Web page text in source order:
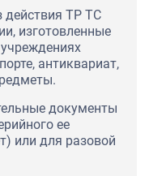
действия ТР ТС
изготовленные
антиквариат,
документы
ее
или для разовой